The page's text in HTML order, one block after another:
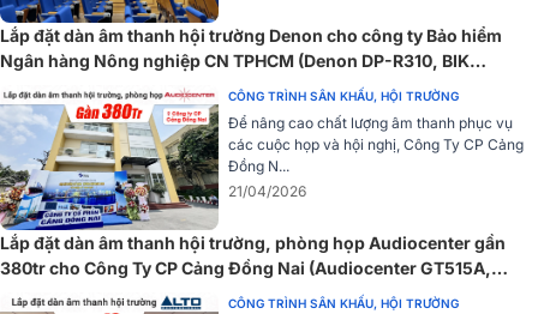
Đặc điểm chi tiết các thiết bị có trong bộ dàn
Loa array Alto SXA 30
Loa array Alto SXA 30là dòng loa sân khấu, hội trường được ưa
chuộng, dễ dàng bắt gặp trong các sự kiện sân khấu, đám cưới, hội
trường,... với kiểu dáng hiện đại, khỏe khoắn. Loa cấu tạo gồm 2 loa
bass 25cm, 1 loa treble 7cm, loa treble sử dụng nam châm
Lắp đặt dàn âm thanh hội trường Denon cho công ty Bảo hiểm
Ngân hàng Nông nghiệp CN TPHCM (Denon DP-R310, BIK
CÔNG TRÌNH SÂN KHẤU, HỘI TRƯỜNG
Để nâng cao chất lượng âm thanh phục vụ
các cuộc họp và hội nghị, Công Ty CP Cảng
Đồng N...
21/04/2026
Lắp đặt dàn âm thanh hội trường, phòng họp Audiocenter gần
380tr cho Công Ty CP Cảng Đồng Nai (Audiocenter GT515A,
GT512A, S3118A, MR40T,…) CÔNG TRÌNH SÂN KHẤU, HỘI TRƯỜNG